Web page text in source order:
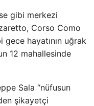
gibi merkezi
Corso Como
hayatının uğrak
12 mahallesinde
Sala “nüfusun
şikayetçi